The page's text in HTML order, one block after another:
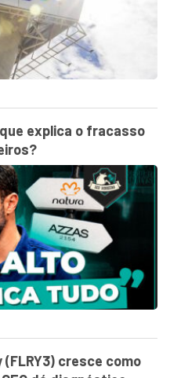
explica o fracasso
(FLRY3) cresce como